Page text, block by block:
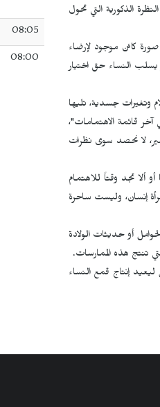
الذكورية التي تحول
صورة كائن موجود لإرضاء
يسلب النساء حق اختيار
وتغيرات جسدية، تليها
قائمة الاهتمامات"،
لا نحصد سوى نظرات
ألا تجد وقتاً للاهتمام
إنسان، وليست ساحرة
أو حديثات الولادة
تنتج هذه الممارسات.
إنتاج قمع النساء
08:05
08:00